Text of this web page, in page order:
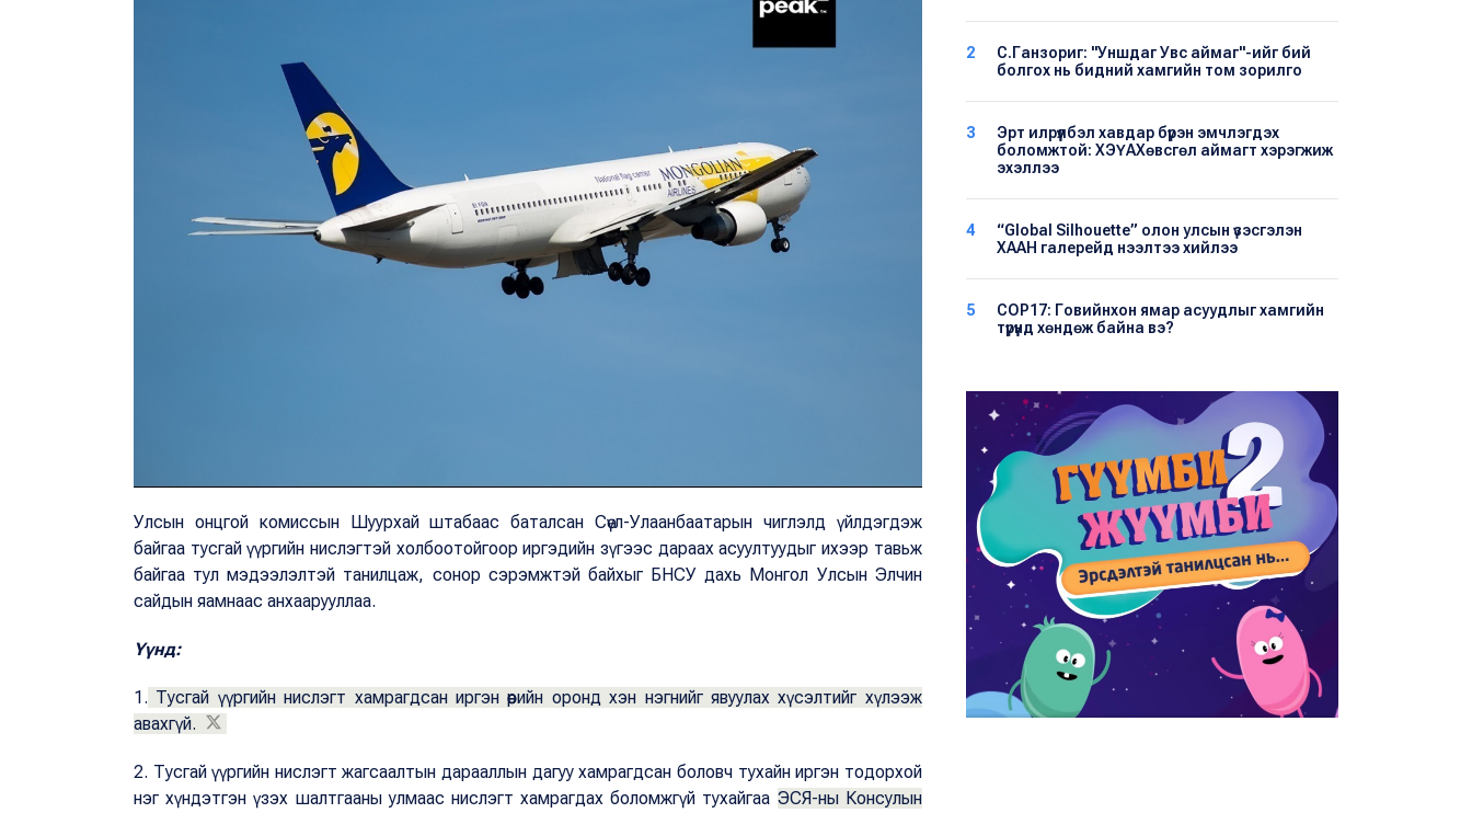
Улсын онцгой комиссын Шуурхай штабаас баталсан Сөүл-Улаанбаатарын чиглэлд үйлдэгдэж
байгаа тусгай үүргийн нислэгтэй холбоотойгоор иргэдийн зүгээс дараах асуултуудыг ихээр тавьж
байгаа тул мэдээлэлтэй танилцаж, сонор сэрэмжтэй байхыг БНСУ дахь Монгол Улсын Элчин
сайдын яамнаас анхаарууллаа.
Үүнд:
1. Тусгай үүргийн нислэгт хамрагдсан иргэн өөрийн оронд хэн нэгнийг явуулах хүсэлтийг хүлээж
авахгүй.
2. Тусгай үүргийн нислэгт жагсаалтын дарааллын дагуу хамрагдсан боловч тухайн иргэн тодорхой
нэг хүндэтгэн үзэх шалтгааны улмаас нислэгт хамрагдах боломжгүй тухайгаа ЭСЯ-ны Консулын
2
С.Ганзориг: "Уншдаг Увс аймаг"-ийг бий
болгох нь бидний хамгийн том зорилго
3
Эрт илрүүлбэл хавдар бүрэн эмчлэгдэх
боломжтой: ХЭҮА​Хөвсгөл аймагт хэрэгжиж
эхэллээ
4
“Global Silhouette” олон улсын үзэсгэлэн
ХААН галерейд нээлтээ хийлээ
5
COP17: Говийнхон ямар асуудлыг хамгийн
түрүүнд хөндөж байна вэ?